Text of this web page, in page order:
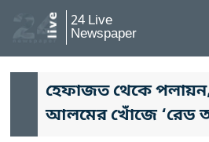
24 Live
Newspaper
হেফাজত থেকে
আলমের খোঁজে ‘রেড